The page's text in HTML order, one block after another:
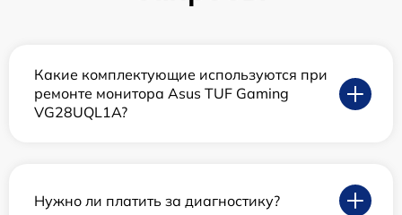
Какие комплектующие используются при
ремонте монитора Asus TUF Gaming
VG28UQL1A?
Нужно ли платить за диагностику?